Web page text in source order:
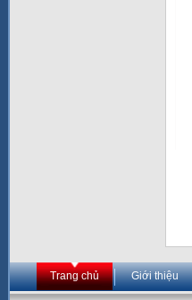
Trang chủ Giới thiệu